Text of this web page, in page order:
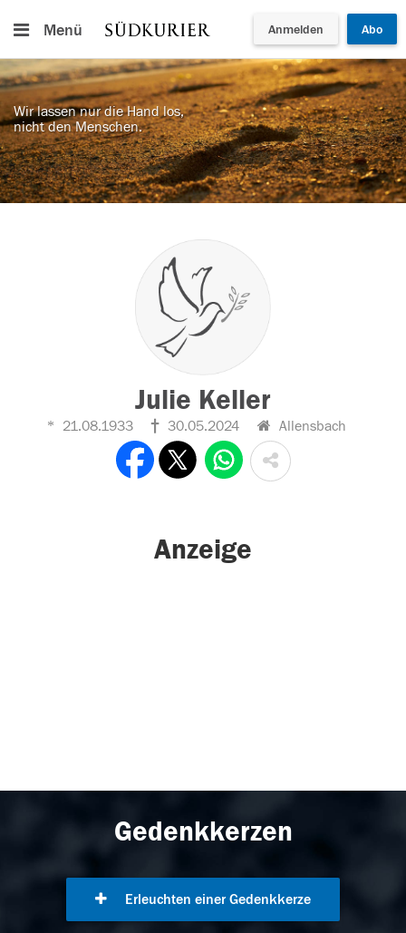
Menü Anmelden Abo
Wir lassen nur die Hand los,
nicht den Menschen.
Julie Keller
21.08.1933 30.05.2024 Allensbach
Anzeige
Gedenkkerzen
Erleuchten einer Gedenkkerze